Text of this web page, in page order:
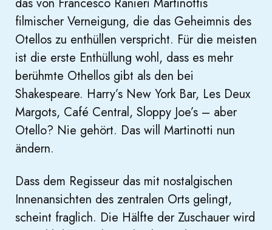
das von Francesco Ranieri Martinottis
filmischer Verneigung, die das Geheimnis des
Otellos zu enthüllen verspricht. Für die meisten
ist die erste Enthüllung wohl, dass es mehr
berühmte Othellos gibt als den bei
Shakespeare. Harry’s New York Bar, Les Deux
Margots, Café Central, Sloppy Joe’s – aber
Otello? Nie gehört. Das will Martinotti nun
ändern.
Dass dem Regisseur das mit nostalgischen
Innenansichten des zentralen Orts gelingt,
scheint fraglich. Die Hälfte der Zuschauer wird